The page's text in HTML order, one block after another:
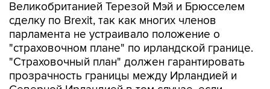
Великобританией Терезой Мэй и Брюсселем
сделку по Brexit, так как многих членов
парламента не устраивало положение о
"страховочном плане" по ирландской границе.
"Страховочный план" должен гарантировать
прозрачность границы между Ирландией и